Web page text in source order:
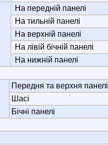
На передній панелі
На тильній панелі
На верхній панелі
На лівій бічній панелі
На нижній панелі
Передня та верхня панелі
Шасі
Бічні панелі